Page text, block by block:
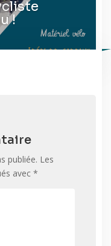
!
publiée. Les
avec *